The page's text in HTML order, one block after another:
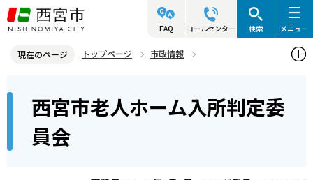
こ
の
ジ
頭
FAQ コールセンター 検索 メニュー
現在のページ トップページ
市政情報
西宮市老人ホーム入所判定委員会
西宮市老人ホーム入所判定委
員会